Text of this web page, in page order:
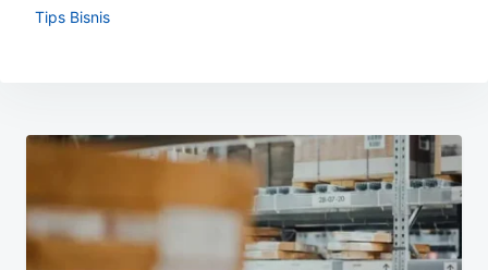
Tips Bisnis